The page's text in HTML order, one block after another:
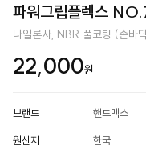
파워그립플렉스
나일론사, NBR 풀코팅 (손바
22,000원
브랜드 핸드맥스
원산지 한국